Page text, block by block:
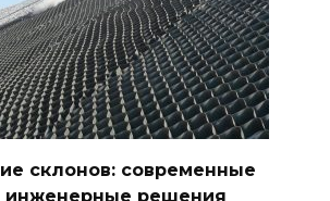
склонов: современные
инженерные решения